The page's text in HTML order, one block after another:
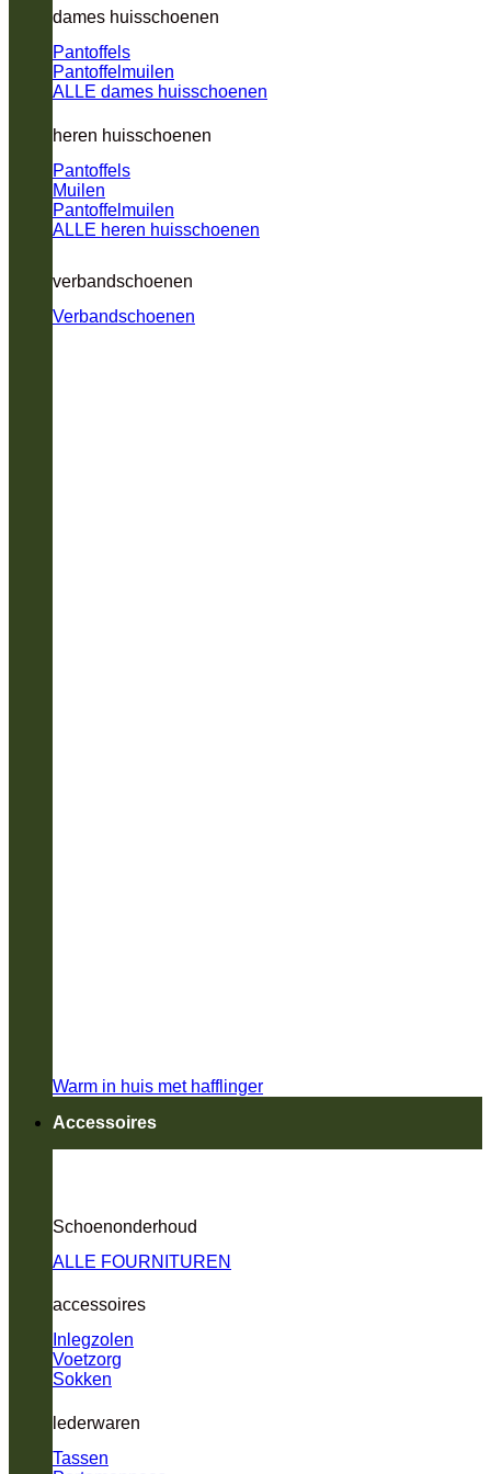
dames huisschoenen
Pantoffels
Pantoffelmuilen
ALLE dames huisschoenen
heren huisschoenen
Pantoffels
Muilen
Pantoffelmuilen
ALLE heren huisschoenen
verbandschoenen
Verbandschoenen
Warm in huis met hafflinger
Accessoires
Schoenonderhoud
ALLE FOURNITUREN
accessoires
Inlegzolen
Voetzorg
Sokken
lederwaren
Tassen